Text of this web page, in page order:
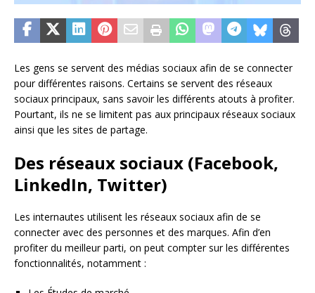
Les gens se servent des médias sociaux afin de se connecter
pour différentes raisons. Certains se servent des réseaux
sociaux principaux, sans savoir les différents atouts à profiter.
Pourtant, ils ne se limitent pas aux principaux réseaux sociaux
ainsi que les sites de partage.
Des réseaux sociaux (Facebook,
LinkedIn, Twitter)
Les internautes utilisent les réseaux sociaux afin de se
connecter avec des personnes et des marques. Afin d’en
profiter du meilleur parti, on peut compter sur les différentes
fonctionnalités, notamment :